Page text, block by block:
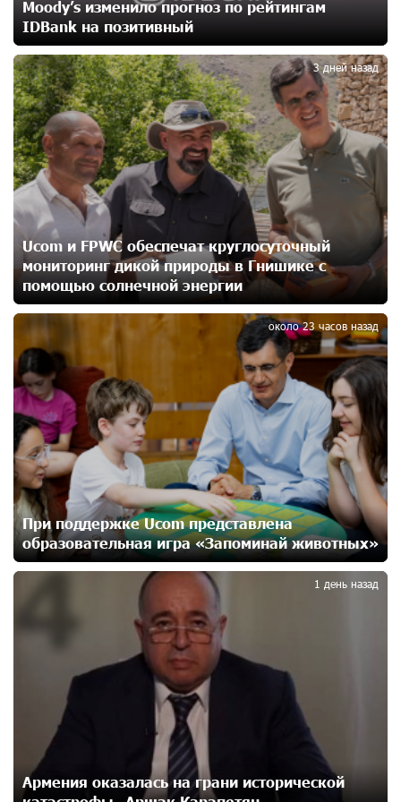
осужденных в Азербайджане
Против кого вооружается Азербайджан? Аршак
Карапетян
16 дней назад
При поддержке Ucom в спортивной школе Вайка
установлена солнечная электростанция мощностью
15 кВт
16 дней назад
Новые финансовые навыки на «Давидбекских
играх»: Idram&IDBank
17 дней назад
Кругом война. А вас вводят в заблуждение. Аршак
Карапетян
18 дней назад
Центр продаж и обслуживания Ucom в Егварде
возобновил работу по новому адресу — ул.
Ереванян, 3/47
19 дней назад
До 25% idcoin-ов при покупке авиабилетов Flyone:
Idram&IDBank
Ucom и Microsoft Innovation Center помогают
школьникам развивать навыки кибербезопасности
При поддержке Ucom в Шенаване установлена
солнечная станция мощностью 10 кВт
23 дней назад
Moody’s изменило прогноз по рейтингам
IDBank на позитивный
Ucom и FPWC обеспечат круглосуточный
мониторинг дикой природы в Гнишике с
помощью солнечной энергии
3 дней назад
2
При поддержке Ucom представлена
образовательная игра «Запоминай животных»
около 23 часов назад
3
Армения оказалась на грани исторической
1 день назад
4